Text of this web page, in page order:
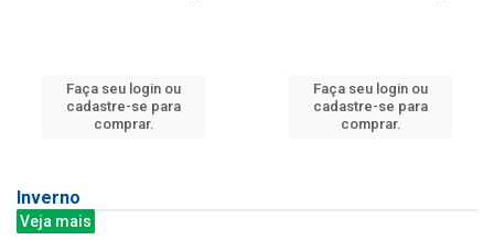
Faça seu login ou
cadastre-se para
comprar.
Faça seu login ou
cadastre-se para
comprar.
Inverno
Veja mais